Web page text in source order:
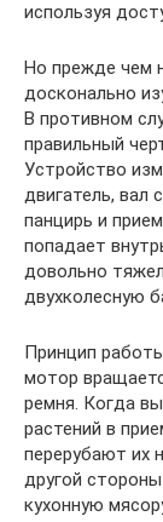
используя
Но прежде чем
досконально
В противном
правильный
Устройство
двигатель,
панцирь и
попадает
довольно
двухколесную
Принцип
мотор
ремня. Когда
растений в
перерубают их
другой
кухонную